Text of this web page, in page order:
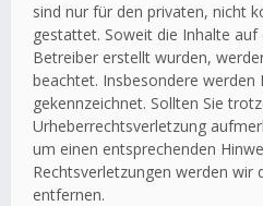
sind nur für den privaten, nicht
gestattet. Soweit die Inhalte
Betreiber erstellt wurden,
beachtet. Insbesondere
gekennzeichnet. Sollten Sie
Urheberrechtsverletzung
um einen entsprechenden
Rechtsverletzungen werden wir
entfernen.